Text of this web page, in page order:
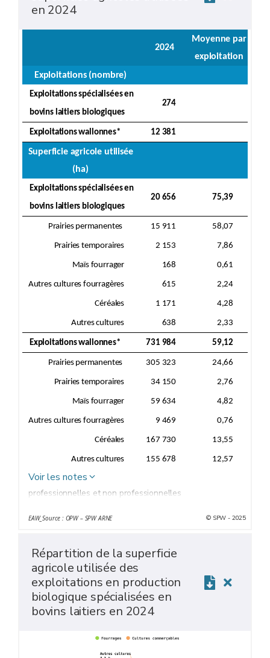
en 2024
2024
Moyenne par
exploitation
Exploitations (nombre)
Exploitations spécialisées en
bovins laitiers biologiques
274
Exploitations wallonnes* 12 381
Superficie agricole utilisée
(ha)
Exploitations spécialisées en
bovins laitiers biologiques
20 656 75,39
Prairies permanentes 15 911 58,07
Prairies temporaires 2 153 7,86
Maïs fourrager 168 0,61
Autres cultures fourragères 615 2,24
Céréales 1 171 4,28
Autres cultures 638 2,33
Exploitations wallonnes* 731 984 59,12
Prairies permanentes 305 323 24,66
Prairies temporaires 34 150 2,76
Maïs fourrager 59 634 4,82
Autres cultures fourragères 9 469 0,76
Céréales 167 730 13,55
Autres cultures 155 678 12,57
Voir les notes
professionnelles et non professionnelles
EAW_Source : OPW – SPW ARNE © SPW - 2025
Répartition de la superficie
agricole utilisée des
exploitations en production
biologique spécialisées en
bovins laitiers en 2024